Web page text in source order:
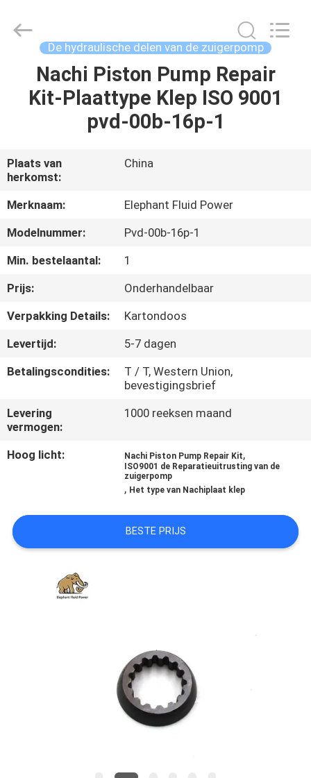
HUIS
PRODUCTEN
ONGEVEER
ONS
FABRIEKSREIS
CONTACTEER
ONS
GEVALLEN
PRIVACY
POLICY
Fluid
Power
De hydraulische delen van de zuigerpomp
Nachi Piston Pump Repair
Kit-Plaattype Klep ISO 9001
pvd-00b-16p-1
Plaats van
herkomst:
China
Merknaam:
Elephant Fluid Power
Modelnummer:
Pvd-00b-16p-1
Min. bestelaantal:
1
Prijs:
Onderhandelbaar
Verpakking Details:
Kartondoos
Levertijd:
5-7 dagen
Betalingscondities:
T / T, Western Union,
bevestigingsbrief
Levering
vermogen:
1000 reeksen maand
Hoog licht: Nachi Piston Pump Repair Kit,
ISO9001 de Reparatieuitrusting van de
zuigerpomp
, Het type van Nachiplaat klep
BESTE PRIJS